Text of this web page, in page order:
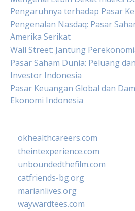
Pengaruhnya terhadap Pasar
Pengenalan Nasdaq: Pasar
Amerika Serikat
Wall Street: Jantung
Pasar Saham Dunia: Peluang
Investor Indonesia
Pasar Keuangan Global dan
Ekonomi Indonesia
okhealthcareers.com
theintexperience.com
unboundedthefilm.com
catfriends-bg.org
marianlives.org
waywardtees.com